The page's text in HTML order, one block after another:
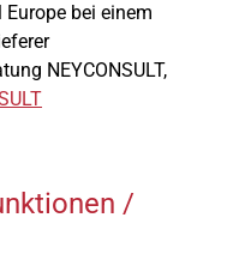
bei einem
NEYCONSULT,
/